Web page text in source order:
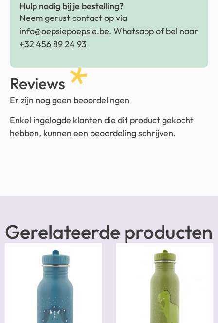
Hulp nodig bij je bestelling?
Neem gerust contact op via
info@oepsiepoepsie.be, Whatsapp of bel naar
+32 456 89 24 93
Reviews
Er zijn nog geen beoordelingen
Enkel ingelogde klanten die dit product gekocht
hebben, kunnen een beoordeling schrijven.
Gerelateerde producten